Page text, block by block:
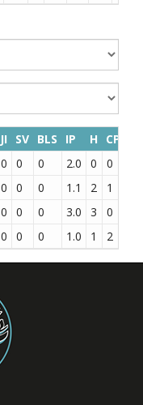
JI SV BLS IP H CP
0 0 0 2.0 0 0
0 0 0 1.1 2 1
0 0 0 3.0 3 0
0 0 0 1.0 1 2